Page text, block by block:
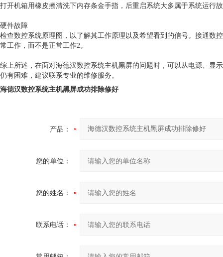
打开机箱用橡皮擦清洗下内存条金手指，后重启系统大多属于系统运行
硬件故障
检查数控系统原理图，以了解其工作原理以及希望看到的信号。接通数
常工作，而不是正常工作2。
综上所述，在面对海德汉数控系统主机黑屏的问题时，可以从电源、显
仍有困难，建议联系专业的维修服务。
海德汉数控系统主机黑屏成功排除修好
产品：
您的单位：
您的姓名：
联系电话：